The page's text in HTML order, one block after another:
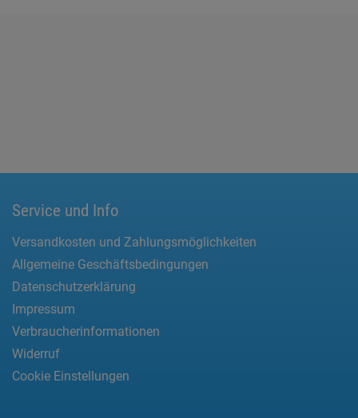
Service und Info
Versandkosten und Zahlungsmöglichkeiten
Allgemeine Geschäftsbedingungen
Datenschutzerklärung
Impressum
Verbraucherinformationen
Widerruf
Cookie Einstellungen